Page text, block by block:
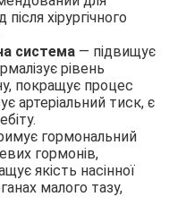
хірургічного
система — підвищує
рівень
покращує процес
артеріальний тиск, є
гормональний
гормонів,
якість насінної
малого тазу,